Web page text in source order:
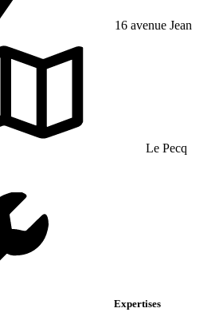
16 avenue Jean
Le Pecq
Expertises